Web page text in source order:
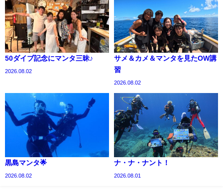
50ダイブ記念にマンタ三昧♪
2026.08.02
サメ＆カメ＆マンタを見たOW講
習
2026.08.02
黒島マンタ🌟
2026.08.02
ナ・ナ・ナント！
2026.08.01